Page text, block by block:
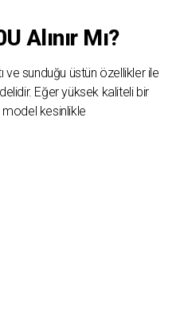
Alınır Mı?
ve sunduğu üstün özellikler ile
Eğer yüksek kaliteli bir
model kesinlikle